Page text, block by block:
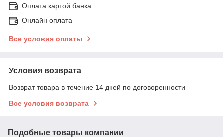
Оплата картой банка
Онлайн оплата
Все условия оплаты
Условия возврата
Возврат товара в течение 14 дней по договоренности
Все условия возврата
Подобные товары компании